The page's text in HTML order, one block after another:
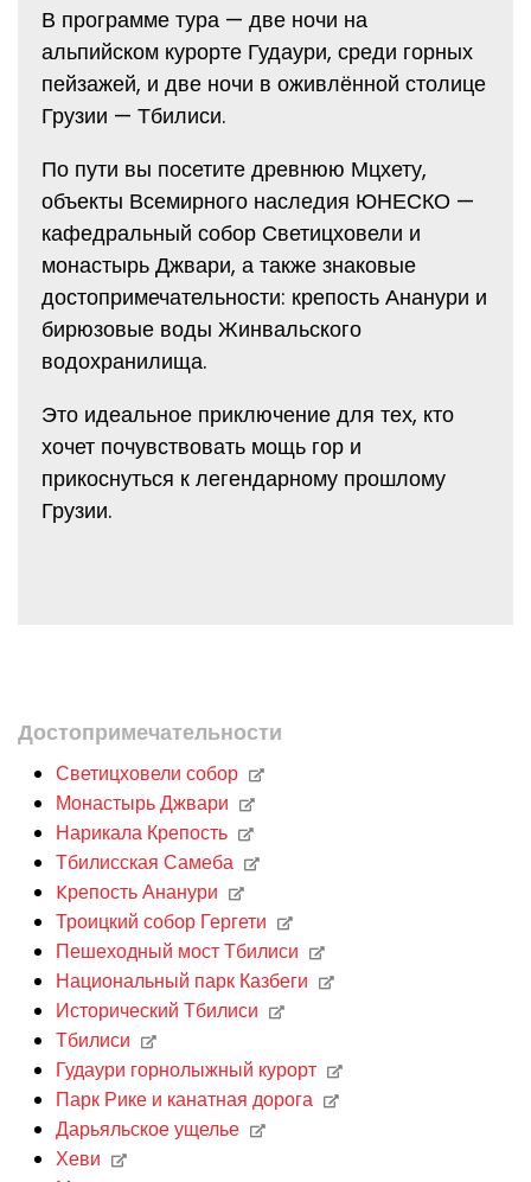
В программе тура — две ночи на
альпийском курорте Гудаури, среди горных
пейзажей, и две ночи в оживлённой столице
Грузии — Тбилиси.
По пути вы посетите древнюю Мцхету,
объекты Всемирного наследия ЮНЕСКО —
кафедральный собор Светицховели и
монастырь Джвари, а также знаковые
достопримечательности: крепость Ананури и
бирюзовые воды Жинвальского
водохранилища.
Это идеальное приключение для тех, кто
хочет почувствовать мощь гор и
прикоснуться к легендарному прошлому
Грузии.
Достопримечательности
Светицховели собор
Монастырь Джвари
Нарикала Крепость
Тбилисская Самеба
Kрепость Ананури
Троицкий собор Гергети
Пешеходный мост Тбилиси
Национальный парк Казбеги
Исторический Тбилиси
Тбилиси
Гудаури горнолыжный курорт
Парк Рике и канатная дорога
Дарьяльское ущелье
Хеви